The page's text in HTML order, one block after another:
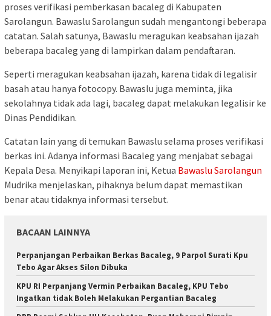
proses verifikasi pemberkasan bacaleg di Kabupaten
Sarolangun. Bawaslu Sarolangun sudah mengantongi beberapa
catatan. Salah satunya, Bawaslu meragukan keabsahan ijazah
beberapa bacaleg yang di lampirkan dalam pendaftaran.
Seperti meragukan keabsahan ijazah, karena tidak di legalisir
basah atau hanya fotocopy. Bawaslu juga meminta, jika
sekolahnya tidak ada lagi, bacaleg dapat melakukan legalisir ke
Dinas Pendidikan.
Catatan lain yang di temukan Bawaslu selama proses verifikasi
berkas ini. Adanya informasi Bacaleg yang menjabat sebagai
Kepala Desa. Menyikapi laporan ini, Ketua Bawaslu Sarolangun
Mudrika menjelaskan, pihaknya belum dapat memastikan
benar atau tidaknya informasi tersebut.
BACAAN LAINNYA
Perpanjangan Perbaikan Berkas Bacaleg, 9 Parpol Surati Kpu
Tebo Agar Akses Silon Dibuka
KPU RI Perpanjang Vermin Perbaikan Bacaleg, KPU Tebo
Ingatkan tidak Boleh Melakukan Pergantian Bacaleg